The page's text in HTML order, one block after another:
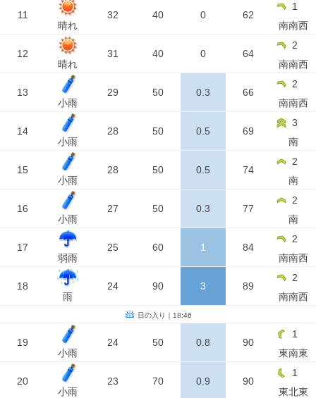
11
晴れ
32 40 0 62
1
南南西
12
晴れ
31 40 0 64
2
南南西
13
小雨
29 50 0.3 66
2
南南西
14
小雨
28 50 0.5 69
3
南
15
小雨
28 50 0.5 74
2
南
16
小雨
27 50 0.3 77
2
南
17
弱雨
25 60 1 84
2
南南西
18
雨
24 90 3 89
2
南南西
日の入り｜18:46
19
小雨
24 50 0.8 90
1
東南東
20
小雨
23 70 0.9 90
1
東北東